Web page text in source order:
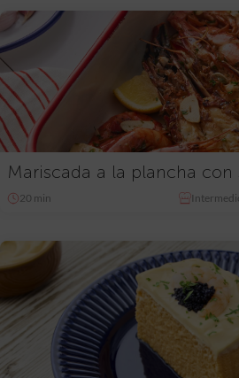
Mariscada a la plancha con
20 min